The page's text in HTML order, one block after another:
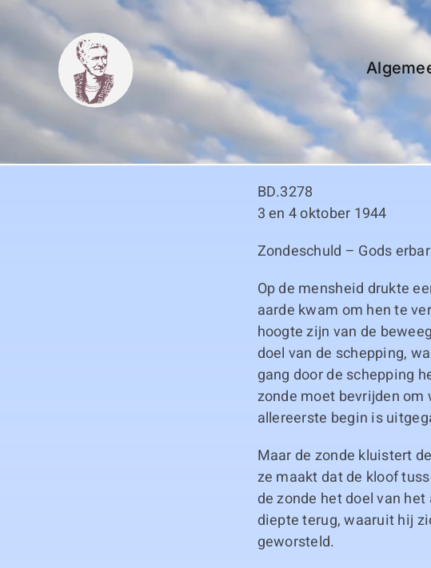
content
BD.3278
3 en 4 oktober 1944
Zondeschuld – Gods
Op de mensheid drukte
aarde kwam om hen te
hoogte zijn van de
doel van de schepping,
gang door de schepping
zonde moet bevrijden
allereerste begin is
Maar de zonde kluistert
ze maakt dat de kloof
de zonde het doel van
diepte terug, waaruit hij
geworsteld.